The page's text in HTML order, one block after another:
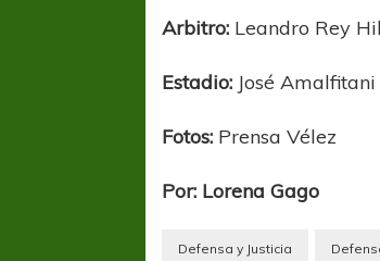
Arbitro: Leandro Rey
Estadio: José Amalfitani
Fotos: Prensa Vélez
Por: Lorena Gago
Defensa y Justicia